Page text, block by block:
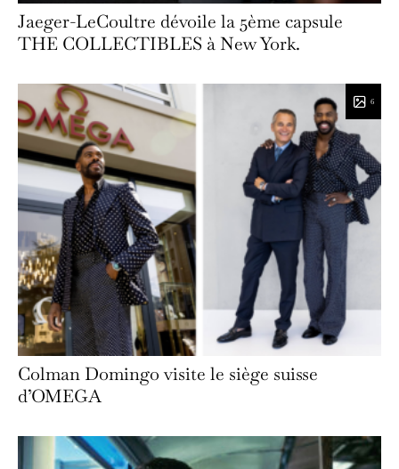
Jaeger-LeCoultre dévoile la 5ème capsule
THE COLLECTIBLES à New York.
6
Colman Domingo visite le siège suisse
d’OMEGA